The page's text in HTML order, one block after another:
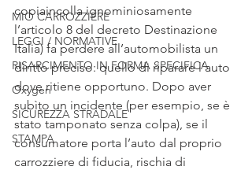
MIO CARROZZIERE
LEGGI / NORMATIVE
RISARCIMENTO IN FORMA SPECIFICA
Oxygen
SICUREZZA STRADALE
STAMPA
copiaincolla ignominiosamente
l’articolo 8 del decreto Destinazione
Italia) fa perdere all’automobilista un
diritto preciso: quello di riparare l’auto
dove ritiene opportuno. Dopo aver
subìto un incidente (per esempio, se è
stato tamponato senza colpa), se il
consumatore porta l’auto dal proprio
carrozziere di fiducia, rischia di